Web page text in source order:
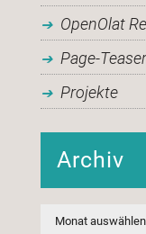
OpenOlat
Page-Teaser
Projekte
Archiv
Archiv